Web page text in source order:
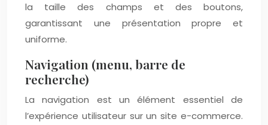
la taille des champs et des boutons,
garantissant une présentation propre et
uniforme.
Navigation (menu, barre de
recherche)
La navigation est un élément essentiel de
l’expérience utilisateur sur un site e-commerce.